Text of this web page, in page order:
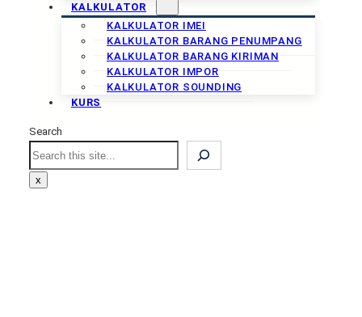
KALKULATOR
KALKULATOR IMEI
KALKULATOR BARANG PENUMPANG
KALKULATOR BARANG KIRIMAN
KALKULATOR IMPOR
KALKULATOR SOUNDING
KURS
Search
Search
x